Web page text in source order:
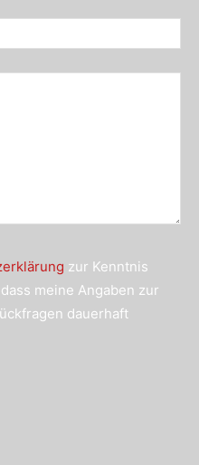
zur Kenntnis
meine Angaben zur
dauerhaft